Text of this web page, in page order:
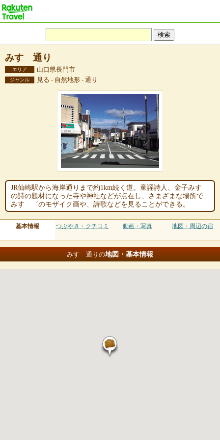
みすゞ通り
エリア 山口県長門市
ジャンル 見る - 自然地形 - 通り
JR仙崎駅から海岸通りまで約1km続く道。童謡詩人、金子みすゞ
の詩の題材になった寺や神社などが点在し、さまざまな場所で
みすゝ゛のモザイク画や、詩歌などを見ることができる。
基本情報 つぶやき・クチコミ 動画・写真 地図・周辺の宿
みすゞ通りの地図・基本情報